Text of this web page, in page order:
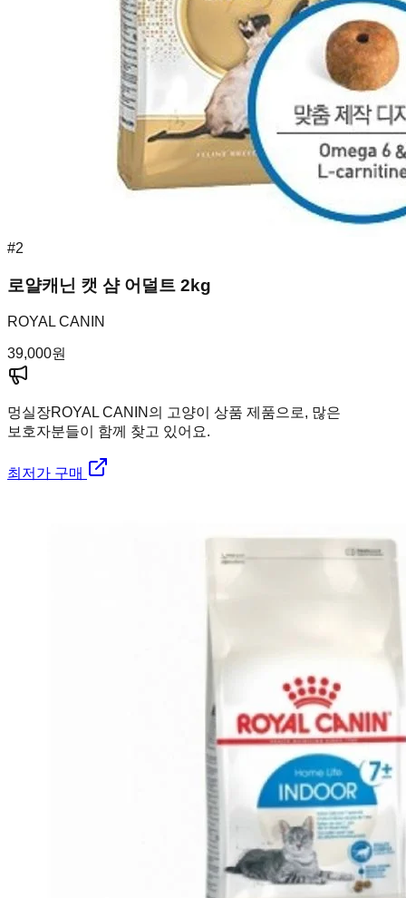
#2
로얄캐닌 캣 샴 어덜트 2kg
ROYAL CANIN
39,000원
멍실장ROYAL CANIN의 고양이 상품 제품으로, 많은
보호자분들이 함께 찾고 있어요.
최저가 구매